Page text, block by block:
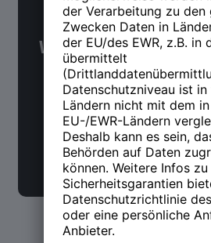
NWX
Was Du über
wissen möchtest.
Jetzt